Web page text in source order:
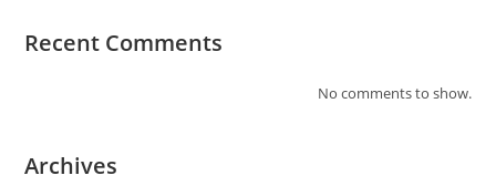
Recent Comments
No comments to show.
Archives